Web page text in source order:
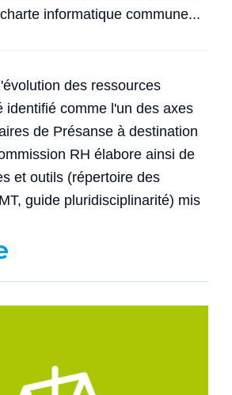
informatique commune...
des ressources
identifié comme l'un des axes
de Présanse à destination
RH élabore ainsi de
et outils (répertoire des
guide pluridisciplinarité) mis